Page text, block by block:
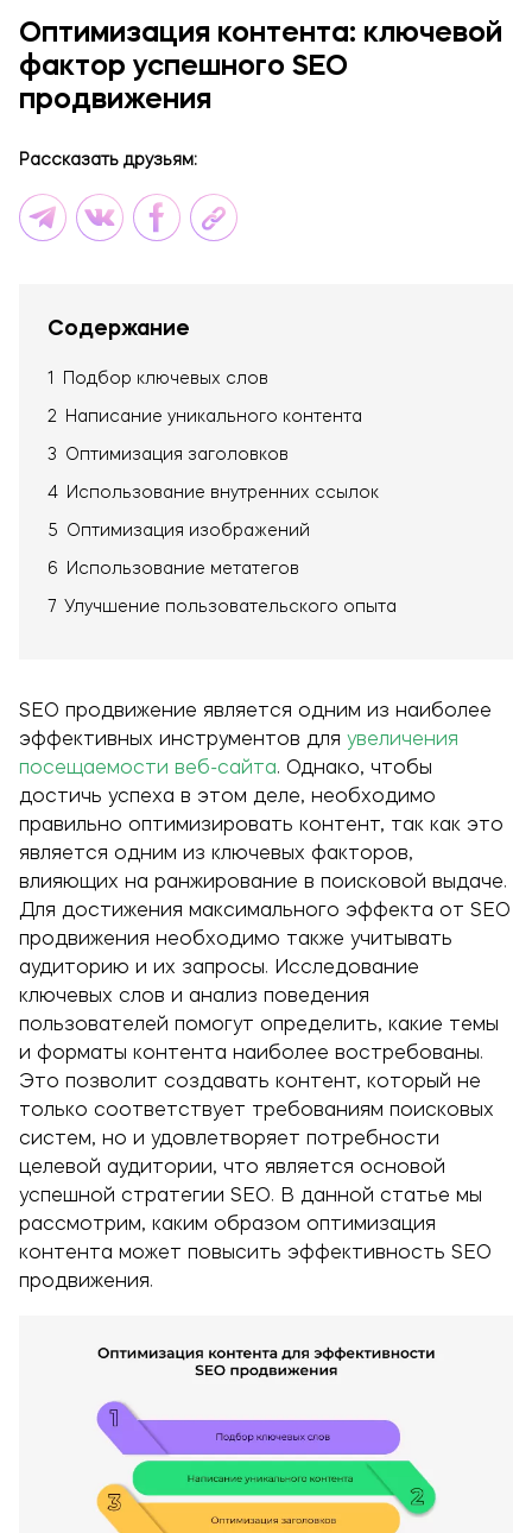
Брендинг и дизайн
Техническая поддержка сайта
Копирайтинг
Оптимизация контента: ключевой
фактор успешного SEO
продвижения
Рассказать друзьям:
Содержание
1 Подбор ключевых слов
2 Написание уникального контента
3 Оптимизация заголовков
4 Использование внутренних ссылок
5 Оптимизация изображений
6 Использование метатегов
7 Улучшение пользовательского опыта
SEO продвижение является одним из наиболее
эффективных инструментов для увеличения
посещаемости веб-сайта. Однако, чтобы
достичь успеха в этом деле, необходимо
правильно оптимизировать контент, так как это
является одним из ключевых факторов,
влияющих на ранжирование в поисковой выдаче.
Для достижения максимального эффекта от SEO
продвижения необходимо также учитывать
аудиторию и их запросы. Исследование
ключевых слов и анализ поведения
пользователей помогут определить, какие темы
и форматы контента наиболее востребованы.
Это позволит создавать контент, который не
только соответствует требованиям поисковых
систем, но и удовлетворяет потребности
целевой аудитории, что является основой
успешной стратегии SEO. В данной статье мы
рассмотрим, каким образом оптимизация
контента может повысить эффективность SEO
продвижения.